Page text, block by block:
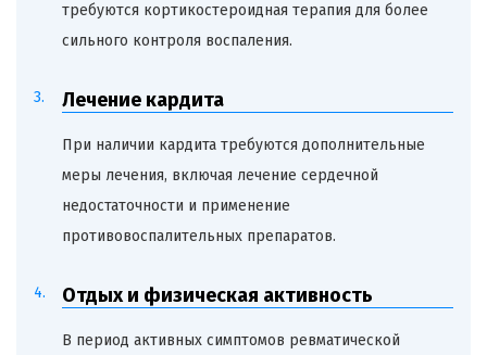
требуются кортикостероидная терапия для более
сильного контроля воспаления.
Лечение кардита
При наличии кардита требуются дополнительные
меры лечения, включая лечение сердечной
недостаточности и применение
противовоспалительных препаратов.
Отдых и физическая активность
В период активных симптомов ревматической